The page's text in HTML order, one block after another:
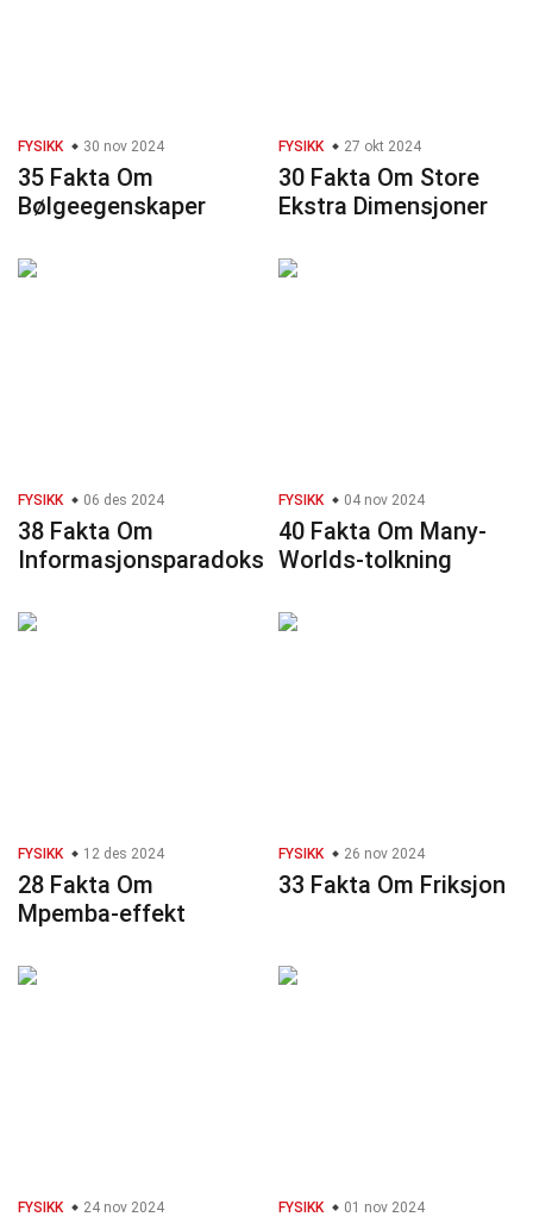
FYSIKK 30 nov 2024
35 Fakta Om
Bølgeegenskaper
FYSIKK 27 okt 2024
30 Fakta Om Store
Ekstra Dimensjoner
FYSIKK 06 des 2024
38 Fakta Om
Informasjonsparadoks
FYSIKK 04 nov 2024
40 Fakta Om Many-
Worlds-tolkning
FYSIKK 12 des 2024
28 Fakta Om
Mpemba-effekt
FYSIKK 26 nov 2024
33 Fakta Om Friksjon
FYSIKK 24 nov 2024 FYSIKK 01 nov 2024